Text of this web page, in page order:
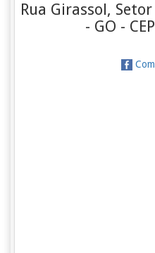
Rua Girassol,
- GO -